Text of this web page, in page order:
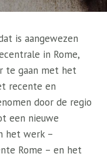
is aangewezen
in Rome,
te gaan met het
recente en
door de regio
een nieuwe
het werk –
Rome – en het